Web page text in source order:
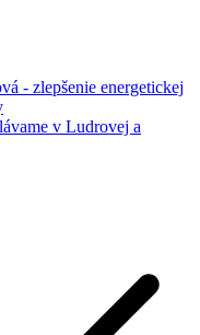
- zlepšenie energetickej
v Ludrovej a